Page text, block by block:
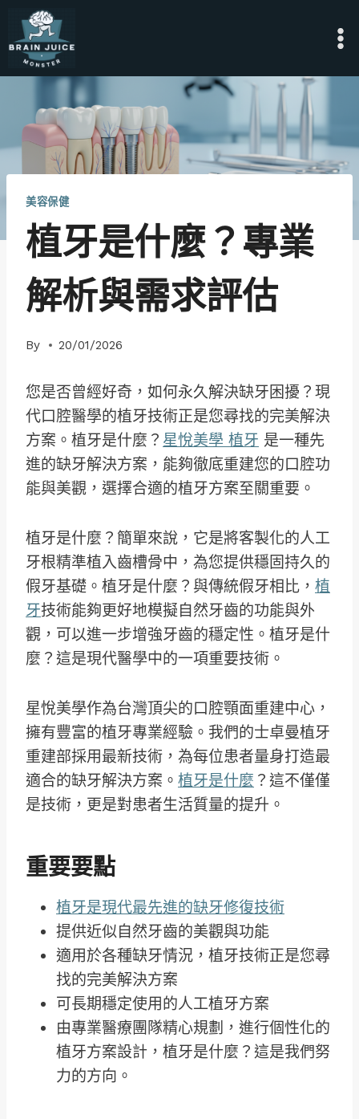
Skip
content
美容保健
植牙是什麼？專業
解析與需求評估
By 20/01/2026
您是否曾經好奇，如何永久解決缺牙困擾？現
代口腔醫學的植牙技術正是您尋找的完美解決
方案。植牙是什麼？ 星悅美學 植牙 是一種先
進的缺牙解決方案，能夠徹底重建您的口腔功
能與美觀，選擇合適的植牙方案至關重要。
植牙是什麼？簡單來說，它是將客製化的人工
牙根精準植入齒槽骨中，為您提供穩固持久的
假牙基礎。植牙是什麼？與傳統假牙相比， 植
牙技術能夠更好地模擬自然牙齒的功能與外
觀，可以進一步增強牙齒的穩定性。植牙是什
麼？這是現代醫學中的一項重要技術。
星悅美學作為台灣頂尖的口腔顎面重建中心，
擁有豐富的植牙專業經驗。我們的士卓曼植牙
重建部採用最新技術，為每位患者量身打造最
適合的缺牙解決方案。 植牙是什麼 ？這不僅僅
是技術，更是對患者生活質量的提升。
重要要點
植牙是現代最先進的缺牙修復技術
提供近似自然牙齒的美觀與功能
適用於各種缺牙情況，植牙技術正是您尋
找的完美解決方案
可長期穩定使用的人工植牙方案
由專業醫療團隊精心規劃，進行個性化的
植牙方案設計，植牙是什麼？這是我們努
力的方向。